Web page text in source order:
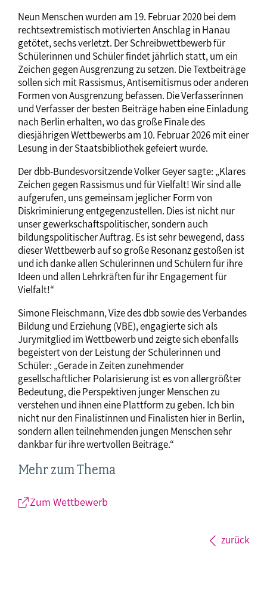
Neun Menschen wurden am 19. Februar 2020 bei dem
rechtsextremistisch motivierten Anschlag in Hanau
getötet, sechs verletzt. Der Schreibwettbewerb für
Schülerinnen und Schüler findet jährlich statt, um ein
Zeichen gegen Ausgrenzung zu setzen. Die Textbeiträge
sollen sich mit Rassismus, Antisemitismus oder anderen
Formen von Ausgrenzung befassen. Die Verfasserinnen
und Verfasser der besten Beiträge haben eine Einladung
nach Berlin erhalten, wo das große Finale des
diesjährigen Wettbewerbs am 10. Februar 2026 mit einer
Lesung in der Staatsbibliothek gefeiert wurde.
Der dbb-Bundesvorsitzende Volker Geyer sagte: „Klares
Zeichen gegen Rassismus und für Vielfalt! Wir sind alle
aufgerufen, uns gemeinsam jeglicher Form von
Diskriminierung entgegenzustellen. Dies ist nicht nur
unser gewerkschaftspolitischer, sondern auch
bildungspolitischer Auftrag. Es ist sehr bewegend, dass
dieser Wettbewerb auf so große Resonanz gestoßen ist
und ich danke allen Schülerinnen und Schülern für ihre
Ideen und allen Lehrkräften für ihr Engagement für
Vielfalt!“
Simone Fleischmann, Vize des dbb sowie des Verbandes
Bildung und Erziehung (VBE), engagierte sich als
Jurymitglied im Wettbewerb und zeigte sich ebenfalls
begeistert von der Leistung der Schülerinnen und
Schüler: „Gerade in Zeiten zunehmender
gesellschaftlicher Polarisierung ist es von allergrößter
Bedeutung, die Perspektiven junger Menschen zu
verstehen und ihnen eine Plattform zu geben. Ich bin
nicht nur den Finalistinnen und Finalisten hier in Berlin,
sondern allen teilnehmenden jungen Menschen sehr
dankbar für ihre wertvollen Beiträge.“
Mehr zum Thema
Zum Wettbewerb
zurück